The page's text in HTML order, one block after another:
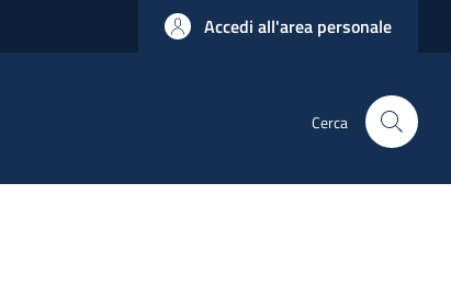
Accedi all'area personale
Cerca